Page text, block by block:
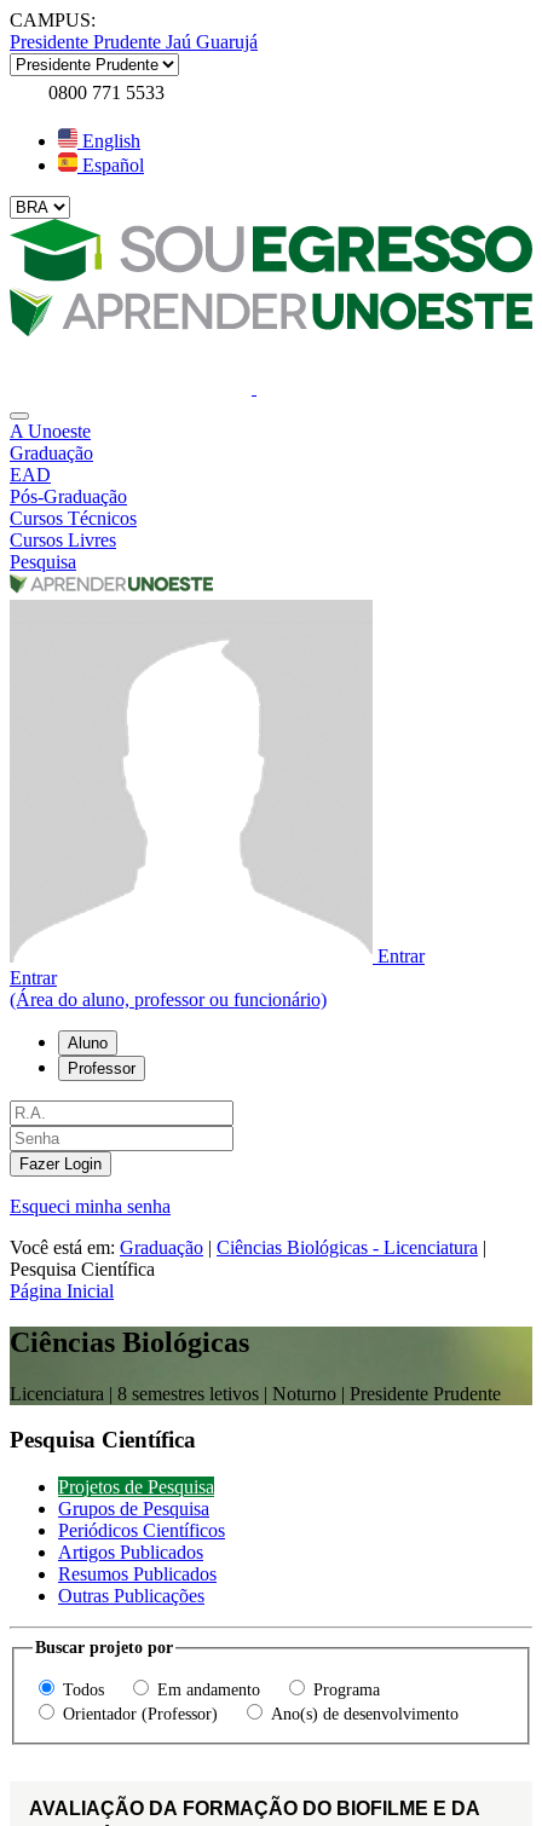
CAMPUS:
Presidente Prudente Jaú Guarujá
0800 771 5533
English
Español
A Unoeste
Graduação
EAD
Pós-Graduação
Cursos Técnicos
Cursos Livres
Pesquisa
Entrar
Entrar
(Área do aluno, professor ou funcionário)
Aluno
Professor
Fazer Login
Esqueci minha senha
Você está em: Graduação | Ciências Biológicas - Licenciatura |
Pesquisa Científica
Página Inicial
Ciências Biológicas
Licenciatura | 8 semestres letivos | Noturno | Presidente Prudente
Pesquisa Científica
Projetos de Pesquisa
Grupos de Pesquisa
Periódicos Científicos
Artigos Publicados
Resumos Publicados
Outras Publicações
Buscar projeto por
Todos Em andamento
Programa
Orientador (Professor)
Ano(s) de desenvolvimento
AVALIAÇÃO DA FORMAÇÃO DO BIOFILME E DA